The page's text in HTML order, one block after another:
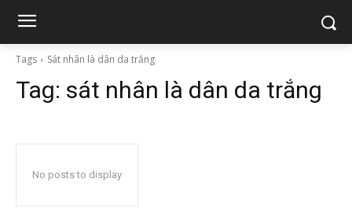
Tags Sát nhân là dân da trắng
Tag: sát nhân là dân da trắng
No posts to display